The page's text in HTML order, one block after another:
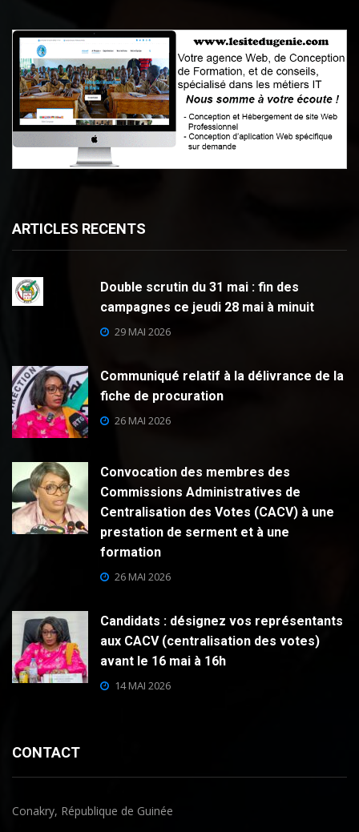
ARTICLES RECENTS
Double scrutin du 31 mai : fin des
campagnes ce jeudi 28 mai à minuit
29 MAI 2026
Communiqué relatif à la délivrance de la
fiche de procuration
26 MAI 2026
Convocation des membres des
Commissions Administratives de
Centralisation des Votes (CACV) à une
prestation de serment et à une
formation
26 MAI 2026
Candidats : désignez vos représentants
aux CACV (centralisation des votes)
avant le 16 mai à 16h
14 MAI 2026
CONTACT
Conakry, République de Guinée